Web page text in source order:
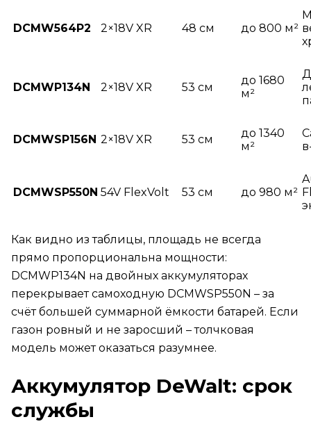
DCMW564P2 2×18V XR 48 см до 800 м²
DCMWP134N 2×18V XR 53 см
до 1680
м²
DCMWSP156N 2×18V XR 53 см
до 1340
м²
DCMWSP550N 54V FlexVolt 53 см до 980 м²
Как видно из таблицы, площадь не всегда
прямо пропорциональна мощности:
DCMWP134N на двойных аккумуляторах
перекрывает самоходную DCMWSP550N – за
счёт большей суммарной ёмкости батарей. Если
газон ровный и не заросший – толчковая
модель может оказаться разумнее.
Аккумулятор DeWalt: срок
службы